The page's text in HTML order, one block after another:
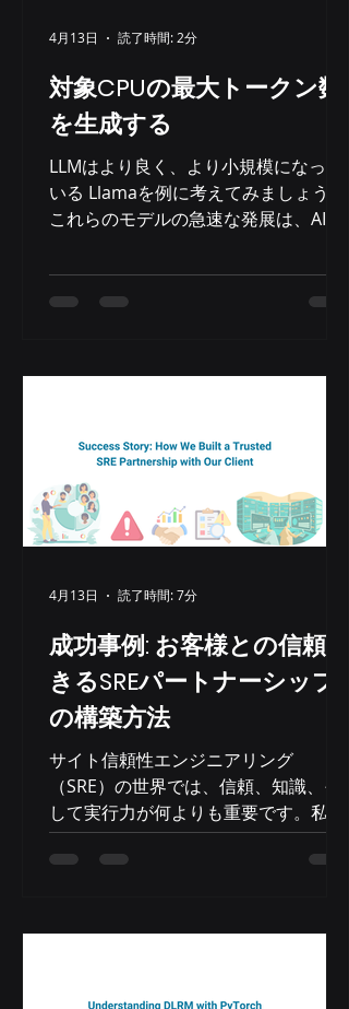
対象CPUの最大トークン数
を生成する
LLMはより良く、より小規模になって
いる Llamaを例に考えてみましょう。
これらのモデルの急速な発展は、AIに
とパフォーマンスの優先を示していま
す。 Llama 2 70Bが2023年8月に発売
巨大なサイズのために、NVIDIA H100
後、MetaはLlama 3 8Bを発表しまし
た。これはサイズが約9分の1に縮小さ
れたモデルです。これにより、より小
型のAIアクセラレータや最適化された
ドウェアコストと消費電力を大幅に削
3 8Bは精度テストにおいて、大型の前
モデルを上回る性能を発揮しました。
セットアップの詳細 llama.cppでテス
ト済み マシン: Gv4 r8g.24xlarge オペ
カーネル: 6.8.AWS モデル: Meta-
Llama-3.1
4月13日 読了時間: 2分
成功事例: お客様との信頼で
きるSREパートナーシップ
の構築方法
サイト信頼性エンジニアリング
（SRE）の世界では、信頼、知識、そ
して実行力が何よりも重要です。私た
ちのチームが推論システム分野の大手
クライアントの一つにサービスを提供
を、専門知識、コミットメント、そし
4月13日 読了時間: 7分